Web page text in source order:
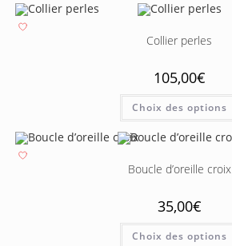
Collier perles
105,00€
Choix des options
Boucle d’oreille croix
35,00€
Choix des options